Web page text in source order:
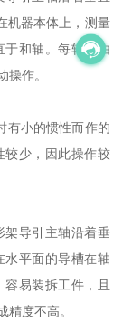
机器本体上，测量
于和轴。每轴皆由
操作。
有小的惯性而作的
较少，因此操作较
架导引主轴沿着垂
水平面的导槽在轴
易装拆工件，且
精度不高。